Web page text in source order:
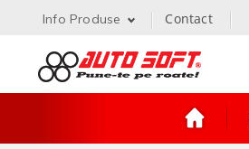
Info Produse Contact